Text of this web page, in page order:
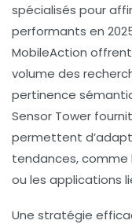
spécialisés pour
performants en
MobileAction
volume des
pertinence
Sensor Tower
permettent
tendances, comme
ou les applications
Une stratégie